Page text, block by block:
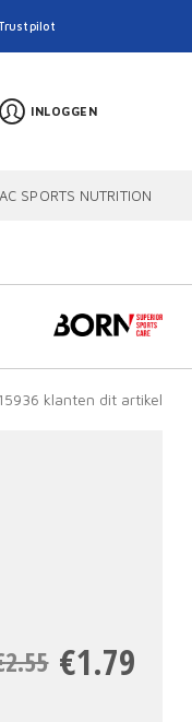
INLOGGEN
AC SPORTS NUTRITION
klanten dit artikel
2.55 €1.79